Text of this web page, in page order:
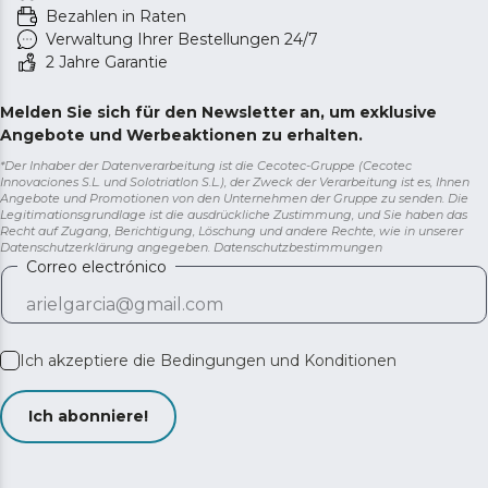
Bezahlen in Raten
Verwaltung Ihrer Bestellungen 24/7
2 Jahre Garantie
Melden Sie sich für den Newsletter an, um exklusive
Angebote und Werbeaktionen zu erhalten.
*Der Inhaber der Datenverarbeitung ist die Cecotec-Gruppe (Cecotec
Innovaciones S.L. und Solotriatlon S.L.), der Zweck der Verarbeitung ist es, Ihnen
Angebote und Promotionen von den Unternehmen der Gruppe zu senden. Die
Legitimationsgrundlage ist die ausdrückliche Zustimmung, und Sie haben das
Recht auf Zugang, Berichtigung, Löschung und andere Rechte, wie in unserer
Datenschutzerklärung angegeben. Datenschutzbestimmungen
Correo electrónico
Ich akzeptiere die Bedingungen und Konditionen
Ich abonniere!